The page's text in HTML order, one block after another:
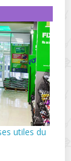
utiles du